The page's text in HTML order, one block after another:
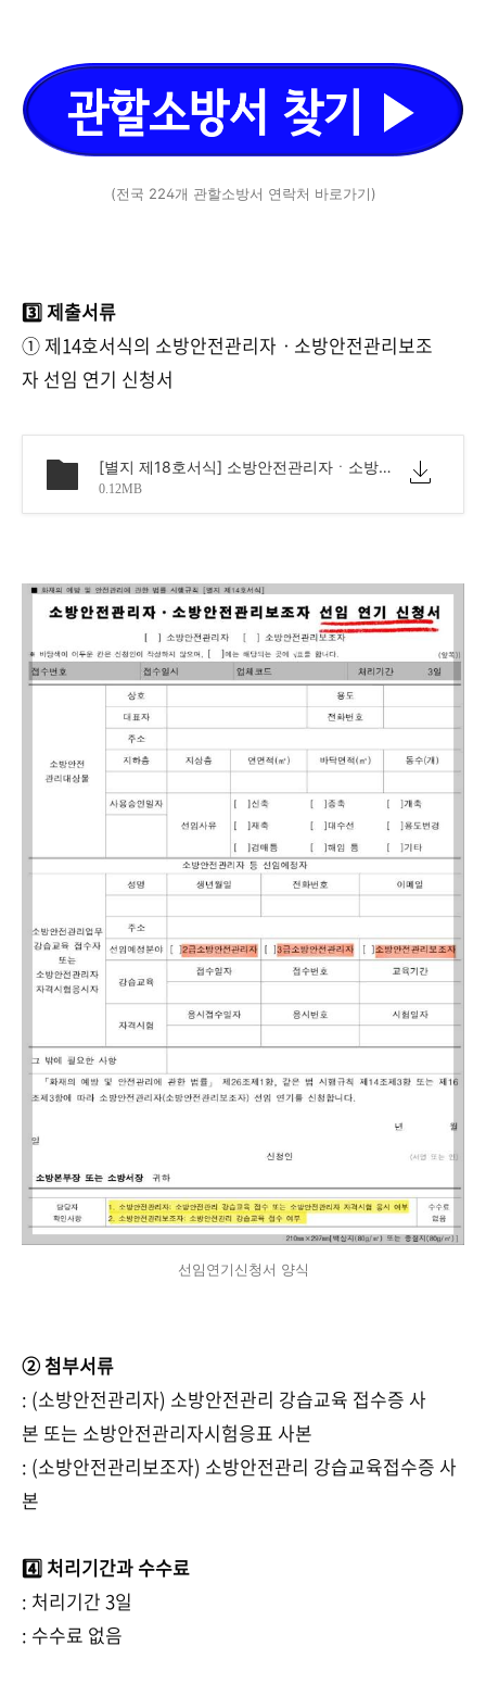
(전국 224개 관할소방서 연락처 바로가기)
3️⃣ 제출서류
① 제14호서식의 소방안전관리자ㆍ소방안전관리보조
자 선임 연기 신청서
[별지 제18호서식] 소방안전관리자ㆍ소방안전관리보조자 선임 연기신청서.pdf
0.12MB
선임연기신청서 양식
② 첨부서류
: (소방안전관리자) 소방안전관리 강습교육 접수증 사
본 또는 소방안전관리자시험응표 사본
: (소방안전관리보조자) 소방안전관리 강습교육접수증 사
본
4️⃣ 처리기간과 수수료
: 처리기간 3일
: 수수료 없음